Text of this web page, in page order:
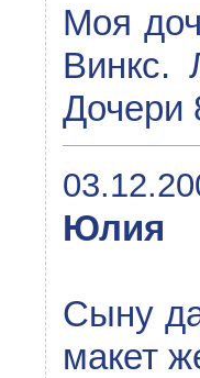
Моя
Винкс.
Дочери
Юлия
Сыну
макет